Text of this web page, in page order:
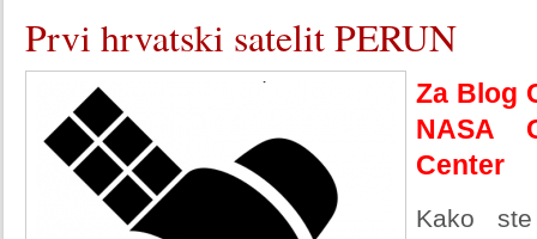
Prvi hrvatski satelit PERUN
Za Blog
NASA
Center
Kako